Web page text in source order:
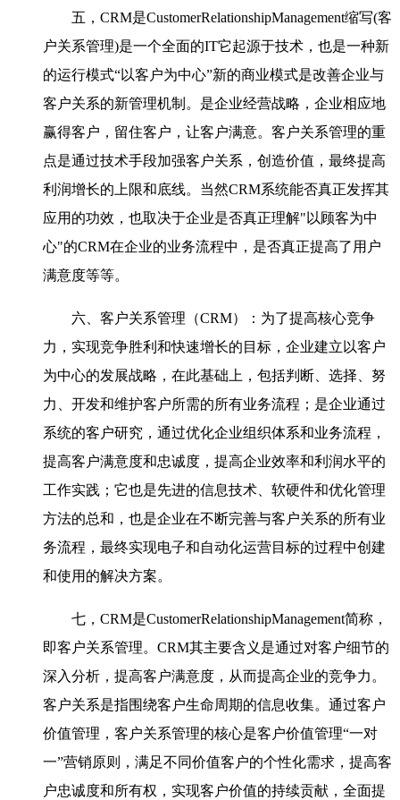
五， CRM是CustomerRelationshipManagement缩写(客
户关系管理)是一个全面的IT它起源于技术，也是一种新
的运行模式“以客户为中心”新的商业模式是改善企业与
客户关系的新管理机制。是企业经营战略，企业相应地
赢得客户，留住客户，让客户满意。客户关系管理的重
点是通过技术手段加强客户关系，创造价值，最终提高
利润增长的上限和底线。当然CRM系统能否真正发挥其
应用的功效，也取决于企业是否真正理解"以顾客为中
心"的CRM在企业的业务流程中，是否真正提高了用户
满意度等等。
六、客户关系管理（CRM）：为了提高核心竞争
力，实现竞争胜利和快速增长的目标，企业建立以客户
为中心的发展战略，在此基础上，包括判断、选择、努
力、开发和维护客户所需的所有业务流程；是企业通过
系统的客户研究，通过优化企业组织体系和业务流程，
提高客户满意度和忠诚度，提高企业效率和利润水平的
工作实践；它也是先进的信息技术、软硬件和优化管理
方法的总和，也是企业在不断完善与客户关系的所有业
务流程，最终实现电子和自动化运营目标的过程中创建
和使用的解决方案。
七， CRM是CustomerRelationshipManagement简称，
即客户关系管理。 CRM其主要含义是通过对客户细节的
深入分析，提高客户满意度，从而提高企业的竞争力。
客户关系是指围绕客户生命周期的信息收集。通过客户
价值管理，客户关系管理的核心是客户价值管理“一对
一”营销原则，满足不同价值客户的个性化需求，提高客
户忠诚度和所有权，实现客户价值的持续贡献，全面提